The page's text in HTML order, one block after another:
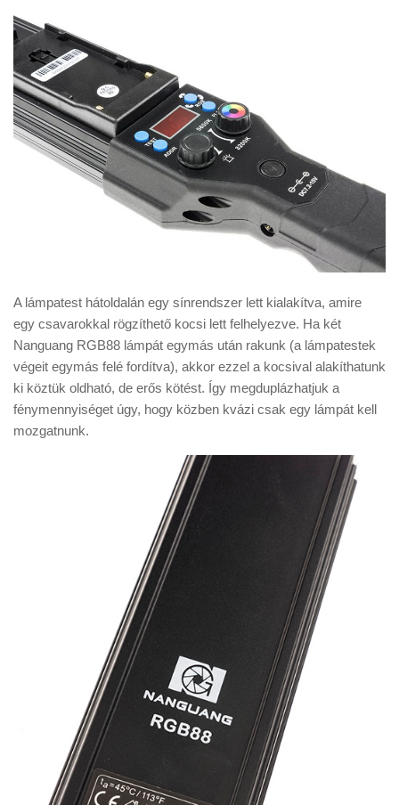
A lámpatest hátoldalán egy sínrendszer lett kialakítva, amire
egy csavarokkal rögzíthető kocsi lett felhelyezve. Ha két
Nanguang RGB88 lámpát egymás után rakunk (a lámpatestek
végeit egymás felé fordítva), akkor ezzel a kocsival alakíthatunk
ki köztük oldható, de erős kötést. Így megduplázhatjuk a
fénymennyiséget úgy, hogy közben kvázi csak egy lámpát kell
mozgatnunk.